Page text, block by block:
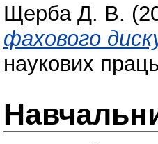
Щерба Д. В.
фахового
наукових